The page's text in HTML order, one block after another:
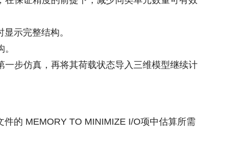
示完整结构。
步仿真，再将其荷载状态导入三维模型继续计
的 MEMORY TO MINIMIZE I/O项中估算所需